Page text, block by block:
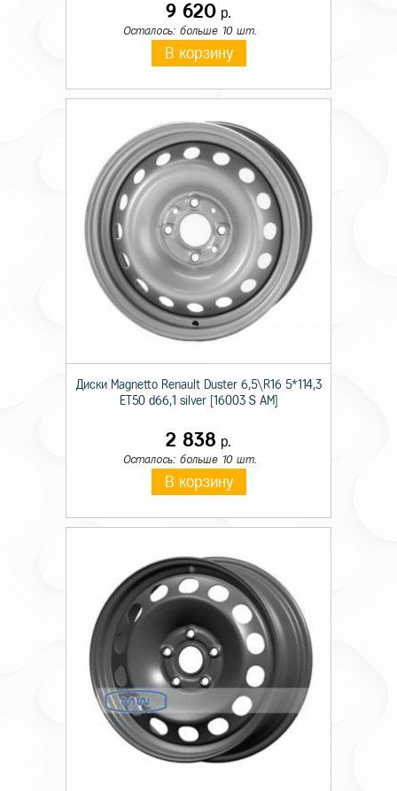
9 620 р.
Осталось: больше 10 шт.
В корзину
Диски Magnetto Renault Duster 6,5\R16 5*114,3
ET50 d66,1 silver [16003 S AM]
2 838 р.
Осталось: больше 10 шт.
В корзину